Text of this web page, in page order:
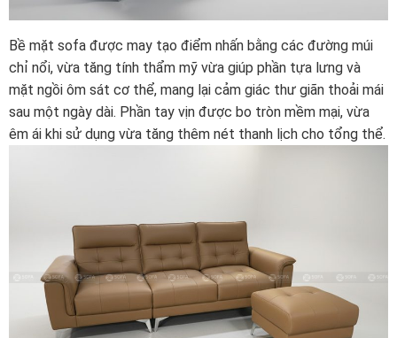
Bề mặt sofa được may tạo điểm nhấn bằng các đường múi
chỉ nổi, vừa tăng tính thẩm mỹ vừa giúp phần tựa lưng và
mặt ngồi ôm sát cơ thể, mang lại cảm giác thư giãn thoải mái
sau một ngày dài. Phần tay vịn được bo tròn mềm mại, vừa
êm ái khi sử dụng vừa tăng thêm nét thanh lịch cho tổng thể.